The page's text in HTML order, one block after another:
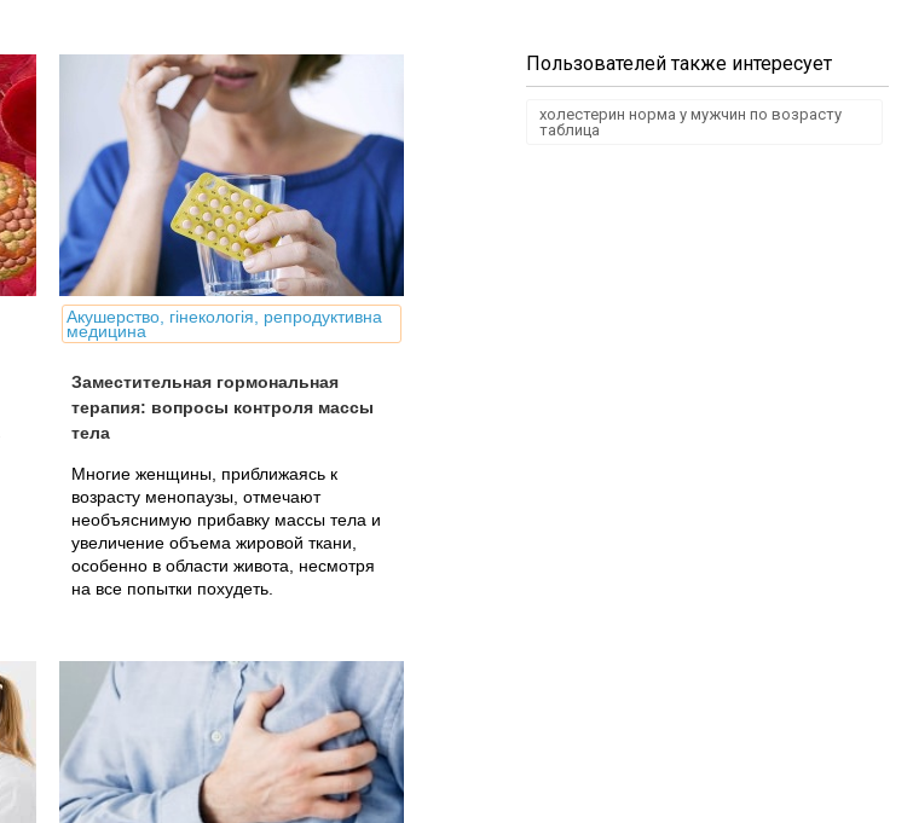
Акушерство, гінекологія, репродуктивна
медицина
Заместительная гормональная
терапия: вопросы контроля массы
тела
Многие женщины, приближаясь к
возрасту менопаузы, отмечают
необъяснимую прибавку массы тела и
увеличение объема жировой ткани,
особенно в области живота, несмотря
на все попытки похудеть.
Пользователей также интересует
холестерин норма у мужчин по возрасту
таблица